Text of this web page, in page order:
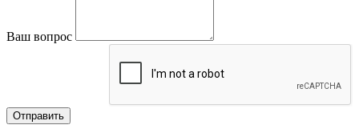
Ваш вопрос
Отправить